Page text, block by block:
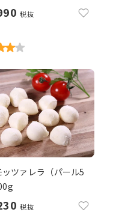
税抜
ツァレラ（パール5
税抜